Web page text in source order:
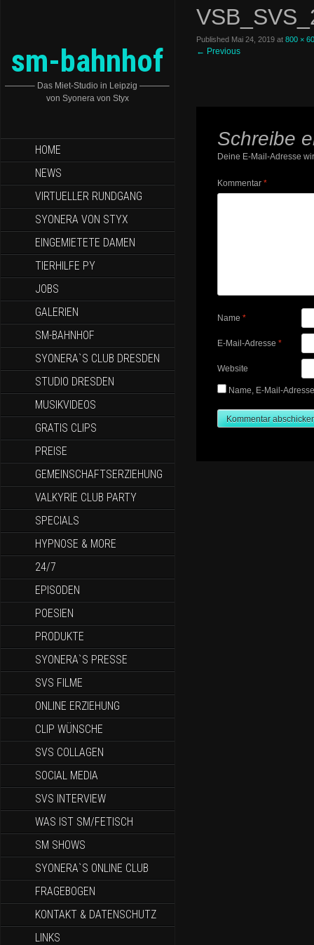
sm-bahnhof
———– Das Miet-Studio in Leipzig ———–
von Syonera von Styx
HOME
NEWS
VIRTUELLER RUNDGANG
SYONERA VON STYX
EINGEMIETETE DAMEN
TIERHILFE PY
JOBS
GALERIEN
SM-BAHNHOF
SYONERA`S CLUB DRESDEN
STUDIO DRESDEN
MUSIKVIDEOS
GRATIS CLIPS
PREISE
GEMEINSCHAFTSERZIEHUNG
VALKYRIE CLUB PARTY
SPECIALS
HYPNOSE & MORE
24/7
EPISODEN
POESIEN
PRODUKTE
SYONERA`S PRESSE
SVS FILME
ONLINE ERZIEHUNG
CLIP WÜNSCHE
SVS COLLAGEN
SOCIAL MEDIA
SVS INTERVIEW
WAS IST SM/FETISCH
SM SHOWS
SYONERA`S ONLINE CLUB
FRAGEBOGEN
KONTAKT & DATENSCHUTZ
LINKS
Published Mai 24, 2019 at 800 ×
← Previous
Schreibe
Deine E-Mail-Adresse
Kommentar *
Name *
E-Mail-Adresse *
Website
Name, E-Mail-